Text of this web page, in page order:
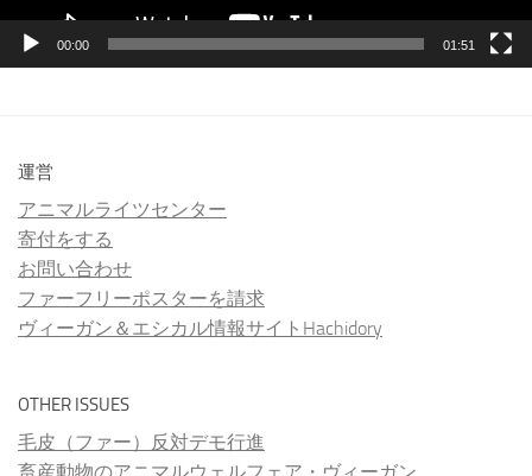
00:00 01:51
運営
アニマルライツセンター
寄付をする
お問い合わせ
ファーフリーポスターを請求
ヴィーガン＆エシカル情報サイトHachidory
OTHER ISSUES
毛皮（ファー）反対デモ行進